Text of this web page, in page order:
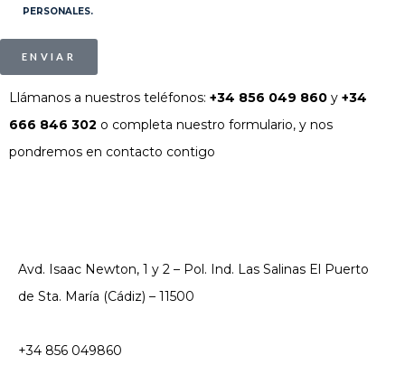
PERSONALES.
ENVIAR
Llámanos a nuestros teléfonos: +34 856 049 860 y +34
666 846 302 o completa nuestro formulario, y nos
pondremos en contacto contigo
Avd. Isaac Newton, 1 y 2 – Pol. Ind. Las Salinas El Puerto
de Sta. María (Cádiz) – 11500
+34 856 049860